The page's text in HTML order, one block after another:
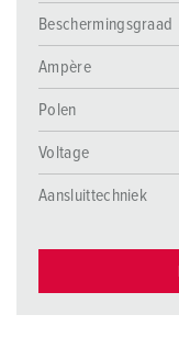
Beschermingsgraad
Ampère
Polen
Voltage
Aansluittechniek